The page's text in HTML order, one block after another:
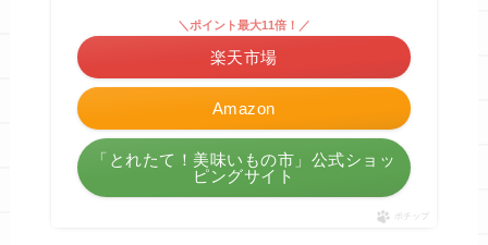
Amazon
＼ポイント最大11倍！／
楽天市場
「とれたて！美味いもの市」公式ショッ
ピングサイト
ポチップ